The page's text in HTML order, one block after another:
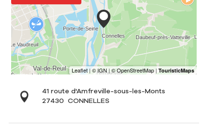
41 route d'Amfreville-sous-les-Monts
27430
CONNELLES